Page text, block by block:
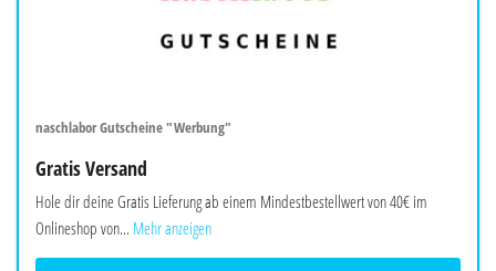
naschlabor Gutscheine "Werbung"
Gratis Versand
Hole dir deine Gratis Lieferung ab einem Mindestbestellwert von 40€ im
Onlineshop von... Mehr anzeigen